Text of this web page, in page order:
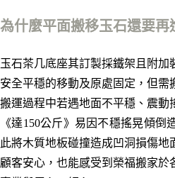
為什麼平面搬移玉石還要再
玉石茶几底座其訂製採鐵架且附加
安全平穩的移動及原處固定，但需
搬運過程中若遇地面不平穩、震動
《達150公斤》易因不穩搖晃傾倒
此將木質地板碰撞造成凹洞損傷
顧客安心，也能感受到榮福搬家